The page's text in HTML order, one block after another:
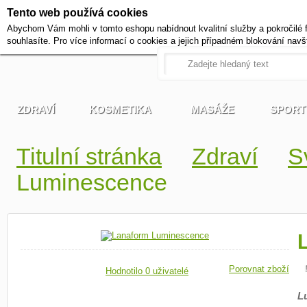
Titulní stránka Zdraví
Luminescence
Hodnotilo 0 uživatelé Porovnat zboží
Pracovní dny od 9 do 17
ZDRAVÍ KOSMETIKA MASÁŽE SPORT
Tento web používá cookies
Abychom Vám mohli v tomto eshopu nabídnout kvalitní služby a
souhlasíte. Pro více informací o cookies a jejich případném blokování